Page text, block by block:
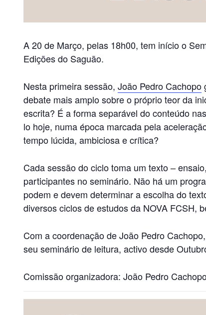
A 20 de Março, pelas 18h00, tem início o
Edições do Saguão.
Nesta primeira sessão, João Pedro Cachopo
debate mais amplo sobre o próprio teor da
escrita? É a forma separável do conteúdo
lo hoje, numa época marcada pela
tempo lúcida, ambiciosa e crítica?
Cada sessão do ciclo toma um texto –
participantes no seminário. Não há um
podem e devem determinar a escolha do
diversos ciclos de estudos da NOVA FCSH,
Com a coordenação de João Pedro
seu seminário de leitura, activo desde
Comissão organizadora: João Pedro